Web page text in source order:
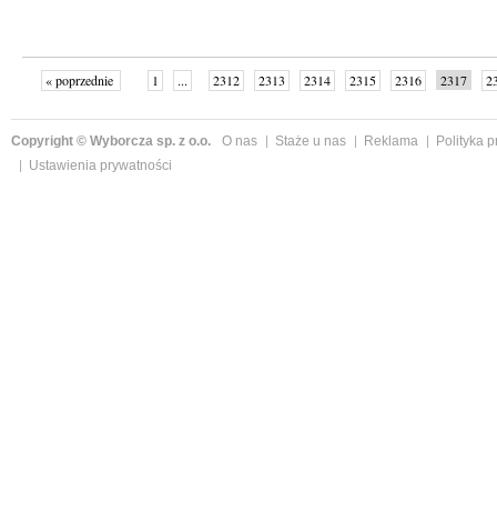
« poprzednie 1 ... 2312 2313 2314 2315 2316 2317
Copyright © Wyborcza sp. z o.o. O nas Staże u nas Reklama
Polityka
Ustawienia prywatności